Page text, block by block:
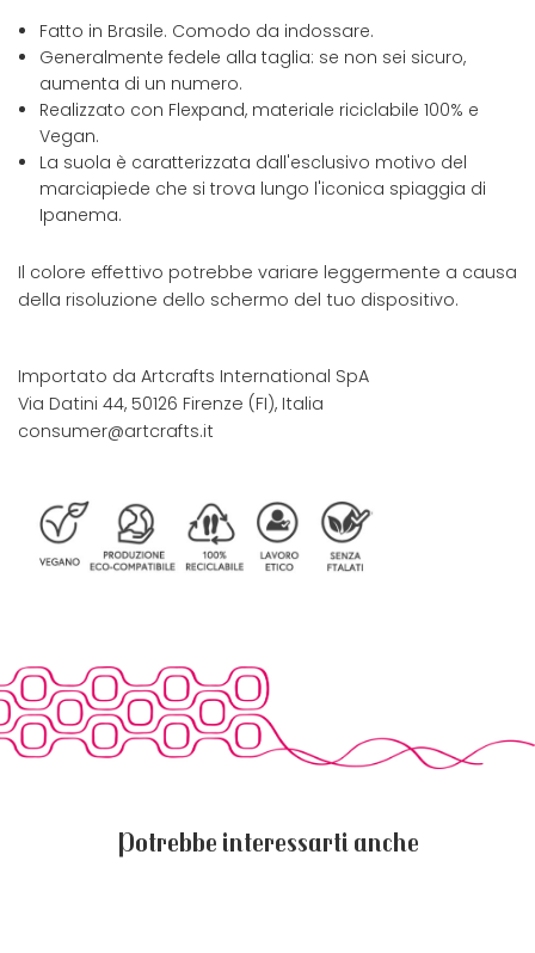
Fatto in Brasile. Comodo da indossare.
Generalmente fedele alla taglia: se non sei sicuro,
aumenta di un numero.
Realizzato con Flexpand, materiale riciclabile 100% e
Vegan.
La suola è caratterizzata dall'esclusivo motivo del
marciapiede che si trova lungo l'iconica spiaggia di
Ipanema.
Il colore effettivo potrebbe variare leggermente a causa
della risoluzione dello schermo del tuo dispositivo.
Importato da Artcrafts International SpA
Via Datini 44, 50126 Firenze (FI), Italia
consumer@artcrafts.it
Potrebbe interessarti anche